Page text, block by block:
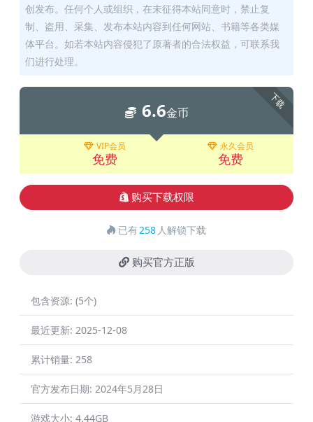
创发布。任何个人或组织，在未征得本站同意时，禁止复
制、盗用、采集、发布本站内容到任何网站、书籍等各类媒
体平台。如若本站内容侵犯了原著者的合法权益，可联系我
们进行处理。
下载
6.6金币
VIP会员
免费
永久会员
免费
购买下载权限
已有258 人解锁下载
购买官方正版
包含资源: (5个)
最近更新: 2025-12-08
累计销量: 258
官方发布日期: 2024年5月28日
游戏大小: 4.44GB